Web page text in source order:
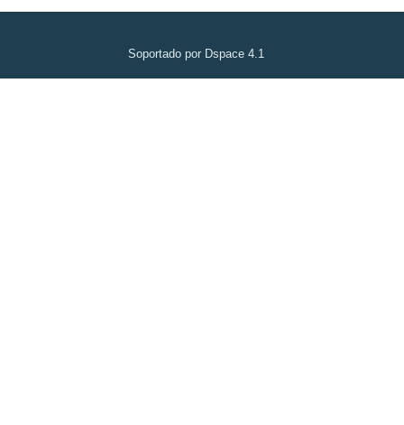
Soportado por Dspace 4.1